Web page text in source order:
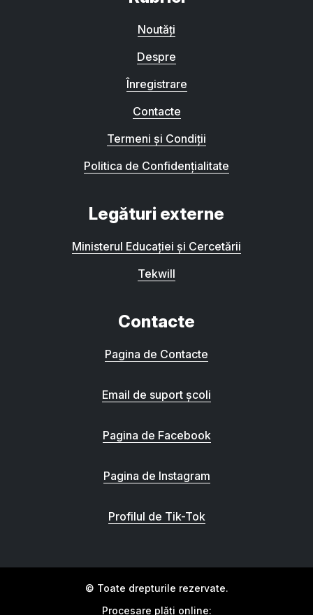
Noutăți
Despre
Înregistrare
Contacte
Termeni și Condiții
Politica de Confidențialitate
Legături externe
Ministerul Educației și Cercetării
Tekwill
Contacte
Pagina de Contacte
Email de suport școli
Pagina de Facebook
Pagina de Instagram
Profilul de Tik-Tok
© Toate drepturile rezervate.
Procesare plăți online: